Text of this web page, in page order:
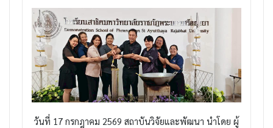
วันที่ 17 กรกฎาคม 2569 สถาบันวิจัยและพัฒนา นำโดย ผู้